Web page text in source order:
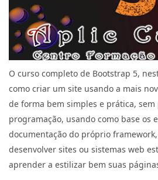
O curso completo de Bootstrap 5,
como criar um site usando a mais
de forma bem simples e prática,
programação, usando como base os
documentação do próprio
desenvolver sites ou sistemas web
aprender a estilizar bem suas